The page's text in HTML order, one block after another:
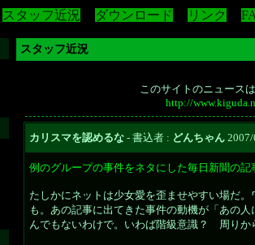
スタッフ近況 ダウンロード リンク
スタッフ近況
このサイトのニュース
http://
カリスマを認めるな - 書込者 : どんちゃん
例のグループの事件をネタにした毎日新聞の記
たしかにネットは少女愛を歪ませやすい場だ
も。あの記事に出てきた事件の動機が「あの
んでもないわけで。いわば階級意識？ 周りか